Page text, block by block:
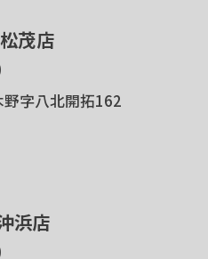
茂店
字八北開拓162
浜店